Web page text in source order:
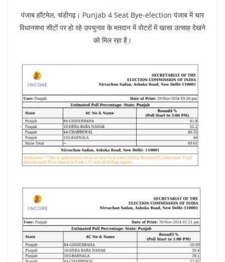
पंजाब हॉटमेल, चंडीगढ़। Punjab 4 Seat Bye-election पंजाब में चार
विधानसभा सीटों पर हो रहे उपचुनाव के मतदान में वोटरों में खासा उत्साह देखने
को मिल रहा है।